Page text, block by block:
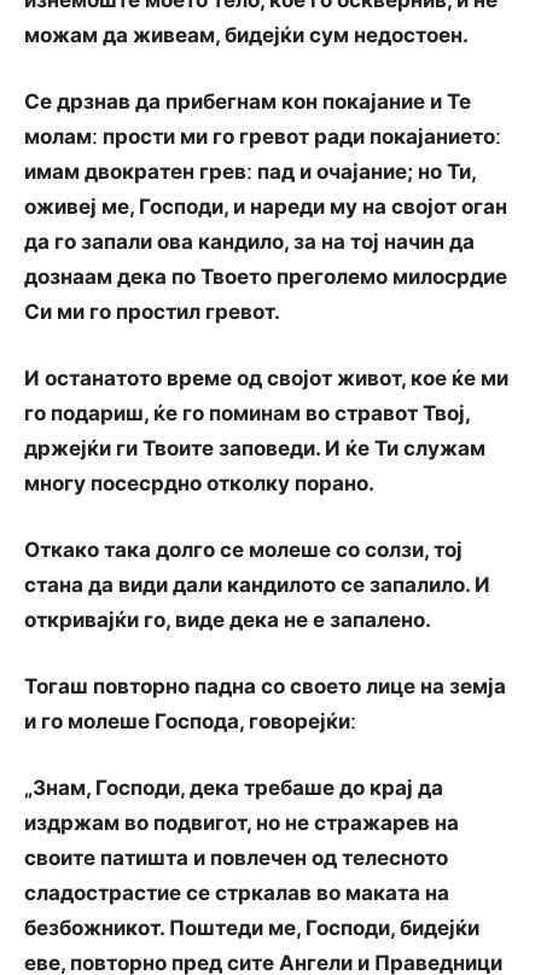
можам да живеам, бидејќи сум недостоен.
Се дрзнав да прибегнам кон покајание и Те
моламː прости ми го гревот ради покајаниетоː
имам двократен гревː пад и очајание; но Ти,
оживеј ме, Господи, и нареди му на својот оган
да го запали ова кандило, за на тој начин да
дознаам дека по Твоето преголемо милосрдие
Си ми го простил гревот.
И останатото време од својот живот, кое ќе ми
го подариш, ќе го поминам во стравот Твој,
држејќи ги Твоите заповеди. И ќе Ти служам
многу посесрдно отколку порано.
Откако така долго се молеше со солзи, тој
стана да види дали кандилото се запалило. И
откривајќи го, виде дека не е запалено.
Тогаш повторно падна со своето лице на земја
и го молеше Господа, говорејќиː
„Знам, Господи, дека требаше до крај да
издржам во подвигот, но не стражарев на
своите патишта и повлечен од телесното
сладострастие се стркалав во маката на
безбожникот. Поштеди ме, Господи, бидејќи
еве, повторно пред сите Ангели и Праведници